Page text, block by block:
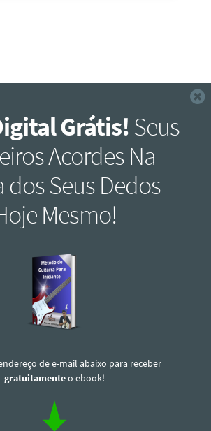
Grátis! Seus
Acordes Na
dos Seus Dedos
Mesmo!
de e-mail abaixo para receber
gratuitamenteo ebook!